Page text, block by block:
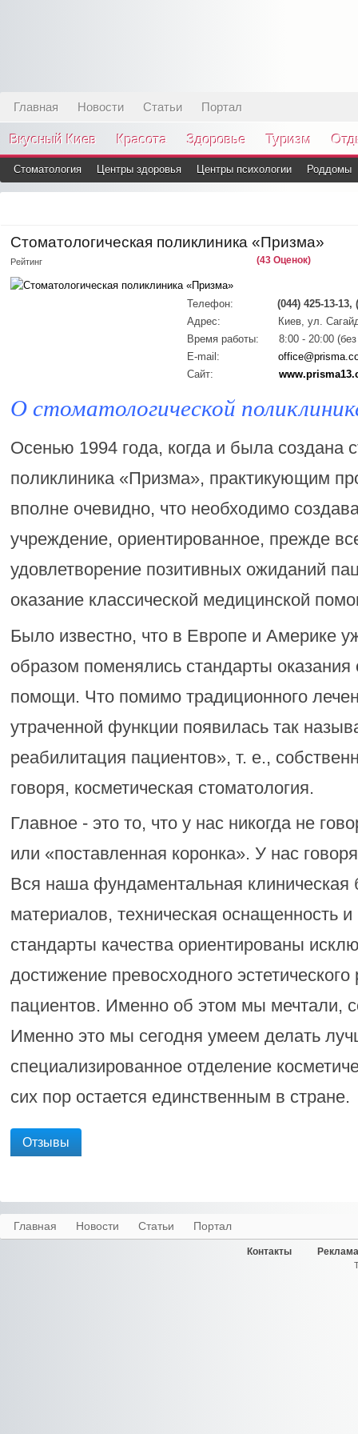
Главная Новости Статьи Портал
Вкусный Киев Красота Здоровье Туризм
Стоматология Центры здоровья Центры психологии Роддомы
Стоматологическая поликлиника «Призма»
Рейтинг (43 Оценок)
Телефон:
(044) 425-13-13,
Адрес:
Киев, ул.
Время работы:
8:00 - 20:00
E-mail:
Сайт:
О стоматологической
Осенью 1994 года, когда и была создана
поликлиника «Призма», практикующим
вполне очевидно, что необходимо
учреждение, ориентированное, прежде
удовлетворение позитивных ожиданий
оказание классической медицинской
Было известно, что в Европе и Америке
образом поменялись стандарты оказания
помощи. Что помимо традиционного
утраченной функции появилась так
реабилитация пациентов», т. е.,
говоря, косметическая стоматология.
Главное - это то, что у нас никогда не
или «поставленная коронка». У нас
Вся наша фундаментальная клиническая
материалов, техническая оснащенность
стандарты качества ориентированы
достижение превосходного
пациентов. Именно об этом мы мечтали,
Именно это мы сегодня умеем делать
специализированное отделение
сих пор остается единственным в стране.
Отзывы
Главная Новости Статьи Портал
Контакты